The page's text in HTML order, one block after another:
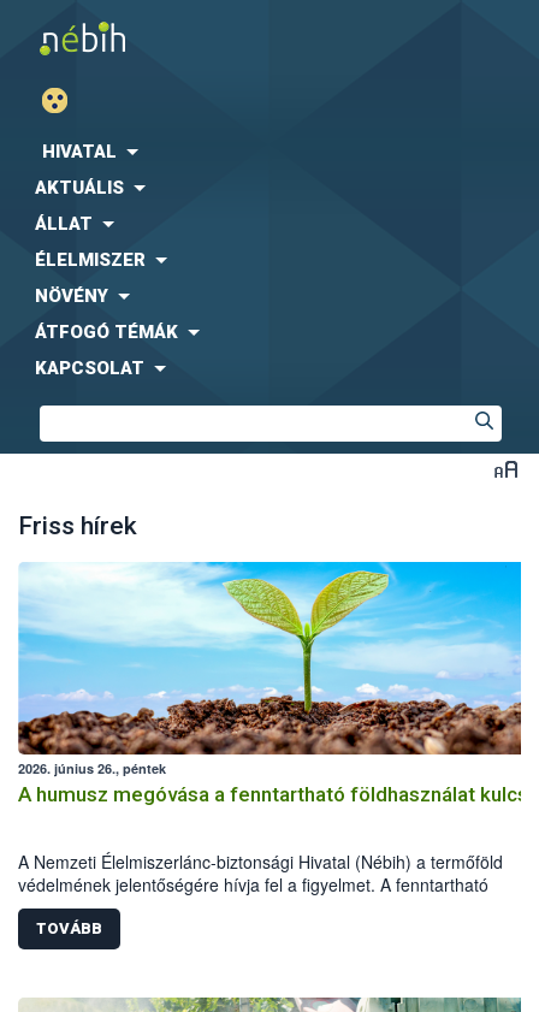
HIVATAL
AKTUÁLIS
ÁLLAT
ÉLELMISZER
NÖVÉNY
ÁTFOGÓ TÉMÁK
KAPCSOLAT
Friss hírek
2026. június 26., péntek
A humusz megóvása a fenntartható földhasználat kulcsa
A Nemzeti Élelmiszerlánc-biztonsági Hivatal (Nébih) a termőföld
védelmének jelentőségére hívja fel a figyelmet. A fenntartható
földhasználathoz és a természeti erőforrások megóvásához
fontos a humuszos termőréteg megőrzése és szakszerű újra
felhasználása. A beruházások, építkezések és egyéb földmunkák
felhasználása épp ezért kiemelt jelentőségű.
TOVÁBB